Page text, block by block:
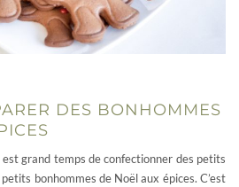
DES BONHOMMES
grand temps de confectionner des petits
bonhommes de Noël aux épices. C’est